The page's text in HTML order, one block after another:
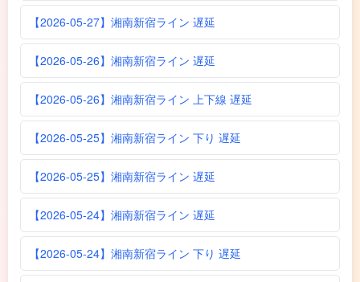
【2026-05-27】湘南新宿ライン 遅延
【2026-05-26】湘南新宿ライン 遅延
【2026-05-26】湘南新宿ライン 上下線 遅延
【2026-05-25】湘南新宿ライン 下り 遅延
【2026-05-25】湘南新宿ライン 遅延
【2026-05-24】湘南新宿ライン 遅延
【2026-05-24】湘南新宿ライン 下り 遅延